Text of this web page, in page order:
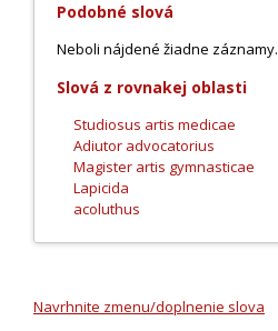
Podobné slová
Neboli nájdené žiadne záznamy.
Slová z rovnakej oblasti
Studiosus artis medicae
Adiutor advocatorius
Magister artis gymnasticae
Lapicida
acoluthus
Navrhnite zmenu/doplnenie slova